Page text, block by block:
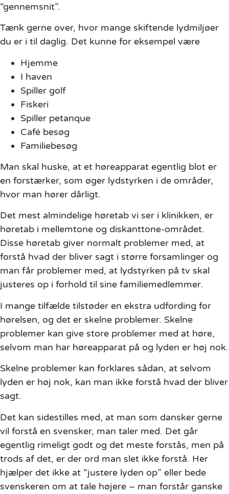
“gennemsnit”.
Tænk gerne over, hvor mange skiftende lydmiljøer
du er i til daglig. Det kunne for eksempel være
Hjemme
I haven
Spiller golf
Fiskeri
Spiller petanque
Café besøg
Familiebesøg
Man skal huske, at et høreapparat egentlig blot er
en forstærker, som øger lydstyrken i de områder,
hvor man hører dårligt.
Det mest almindelige høretab vi ser i klinikken, er
høretab i mellemtone og diskanttone-området.
Disse høretab giver normalt problemer med, at
forstå hvad der bliver sagt i større forsamlinger og
man får problemer med, at lydstyrken på tv skal
justeres op i forhold til sine familiemedlemmer.
I mange tilfælde tilstøder en ekstra udfording for
hørelsen, og det er skelne problemer. Skelne
problemer kan give store problemer med at høre,
selvom man har høreapparat på og lyden er høj nok.
Skelne problemer kan forklares sådan, at selvom
lyden er høj nok, kan man ikke forstå hvad der bliver
sagt.
Det kan sidestilles med, at man som dansker gerne
vil forstå en svensker, man taler med. Det går
egentlig rimeligt godt og det meste forstås, men på
trods af det, er der ord man slet ikke forstå. Her
hjælper det ikke at “justere lyden op” eller bede
svenskeren om at tale højere – man forstår ganske